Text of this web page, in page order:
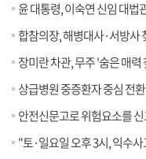
윤 대통령, 이숙연 신임 대법
합참의장, 해병대사·서방사
장미란 차관, 무주 '숨은 매력
상급병원 중증환자 중심 전환
안전신문고로 위험요소를
"토·일요일 오후 3시, 익수